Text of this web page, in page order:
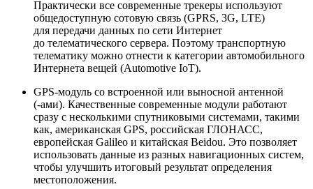
Практически все современные трекеры используют
общедоступную сотовую связь (GPRS, 3G, LTE)
для передачи данных по сети Интернет
до телематического сервера. Поэтому транспортную
телематику можно отнести к категории автомобильного
Интернета вещей (Automotive IoT).
GPS‑модуль со встроенной или выносной антенной
(‑ами). Качественные современные модули работают
сразу с несколькими спутниковыми системами, такими
как, американская GPS, российская ГЛОНАСС,
европейская Galileo и китайская Beidou. Это позволяет
использовать данные из разных навигационных систем,
чтобы улучшить итоговый результат определения
местоположения.